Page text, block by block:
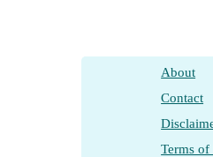
About
Contact
Terms of